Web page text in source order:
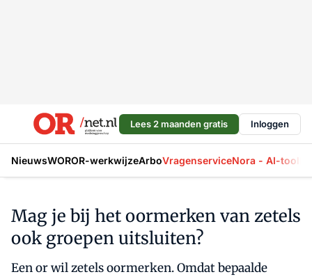
Lees 2 maanden gratis Inloggen
NieuwsWOROR-werkwijzeArboVragenserviceNora - AI-tool
Mag je bij het oormerken van zetels
ook groepen uitsluiten?
Een or wil zetels oormerken. Omdat bepaalde